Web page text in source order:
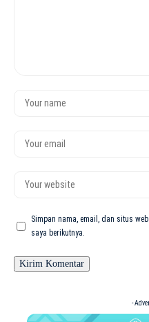
Simpan nama, email, dan situs
saya berikutnya.
-